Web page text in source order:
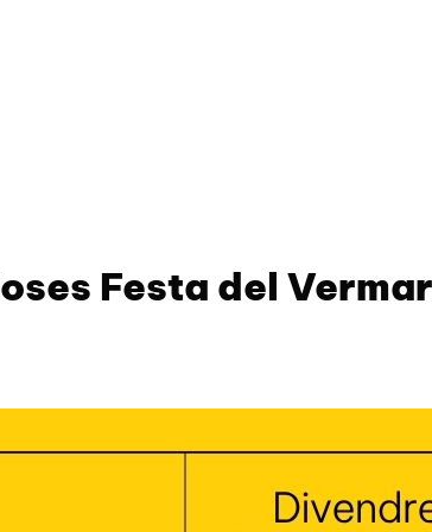
Festa del Vermar